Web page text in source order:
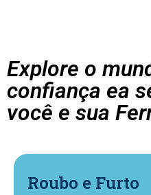
Explore o
confiança ea
você e sua
Roubo e Furto